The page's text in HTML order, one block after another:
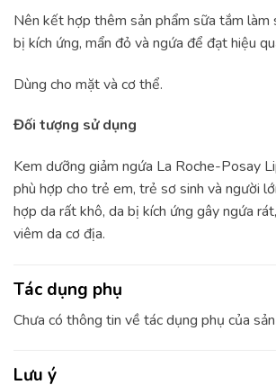
Nên kết hợp thêm sản phẩm sữa tắm làm
bị kích ứng, mẩn đỏ và ngứa để đạt hiệu
Dùng cho mặt và cơ thể.
Đối tượng sử dụng
Kem dưỡng giảm ngứa La Roche-Posay
phù hợp cho trẻ em, trẻ sơ sinh và người
hợp da rất khô, da bị kích ứng gây ngứa
viêm da cơ địa.
Tác dụng phụ
Chưa có thông tin về tác dụng phụ của
Lưu ý